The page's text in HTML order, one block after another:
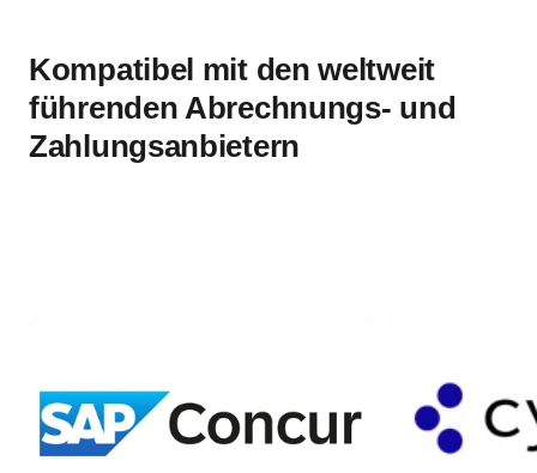
Kompatibel mit den weltweit
führenden Abrechnungs- und
Zahlungsanbietern